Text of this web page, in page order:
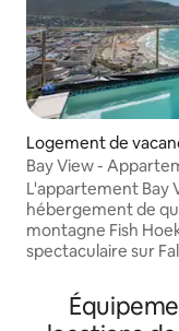
Logement de
p
Bay View -
L'appartement Bay
hébergement de
montagne Fish
spectaculaire sur
environnantes. Les
bénéficient de